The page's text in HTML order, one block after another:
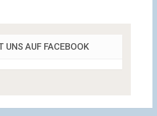
UNS AUF FACEBOOK